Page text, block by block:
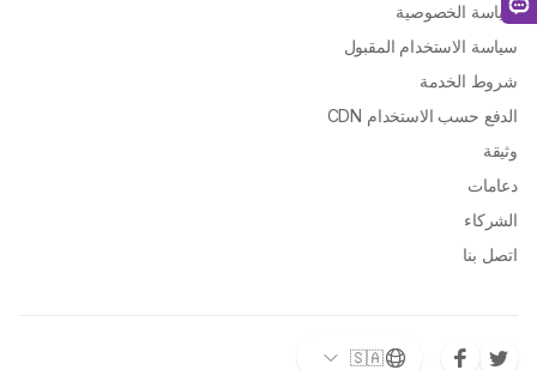
سياسة الخصوصية
سياسة الاستخدام المقبول
شروط الخدمة
الدفع حسب الاستخدام CDN
وثيقة
دعامات
الشركاء
اتصل بنا
🇸🇦